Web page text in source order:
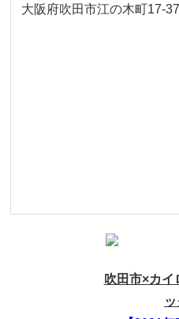
大阪府吹田市江の木町
吹田市×カイ
ッ